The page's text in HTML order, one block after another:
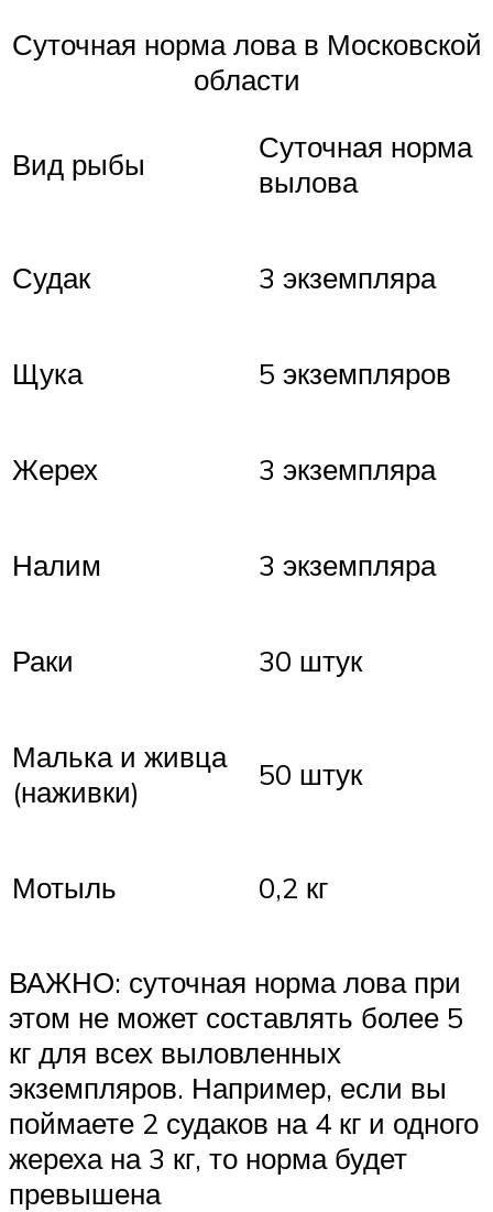
Суточная норма лова в Московской
области
Вид рыбы
Суточная норма
вылова
Судак 3 экземпляра
Щука 5 экземпляров
Жерех 3 экземпляра
Налим 3 экземпляра
Раки 30 штук
Малька и живца
(наживки)
50 штук
Мотыль 0,2 кг
ВАЖНО: суточная норма лова при
этом не может составлять более 5
кг для всех выловленных
экземпляров. Например, если вы
поймаете 2 судаков на 4 кг и одного
жереха на 3 кг, то норма будет
превышена